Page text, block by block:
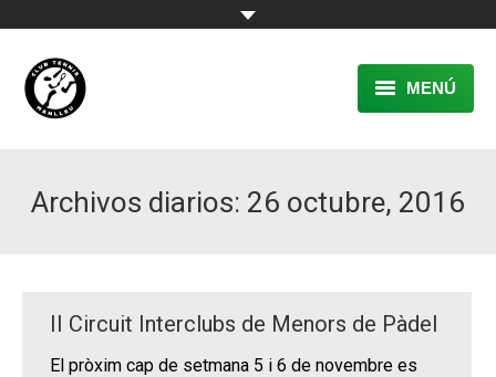
MENÚ
RESERVA
Archivos diarios: 26 octubre, 2016
II Circuit Interclubs de Menors de Pàdel
El pròxim cap de setmana 5 i 6 de novembre es